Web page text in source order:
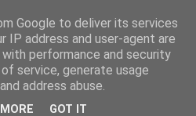
Google to deliver its services
IP address and user-agent are
performance and security
service, generate usage
address abuse.
GOT IT